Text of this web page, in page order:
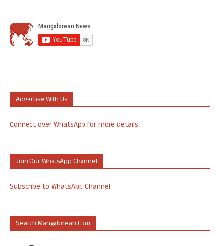
Advertise With Us
Connect over WhatsApp for more details
Join Our WhatsApp Channel
Subscribe to WhatsApp Channel
Search Mangalorean.com